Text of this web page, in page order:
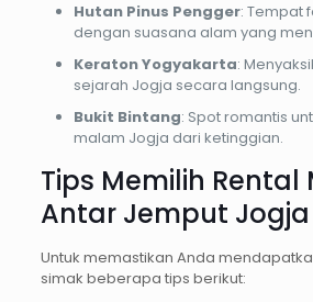
Hutan Pinus Pengger: Tempat
dengan suasana alam yang
Keraton Yogyakarta:
sejarah Jogja secara langsung.
Bukit Bintang: Spot romantis
malam Jogja dari ketinggian.
Tips Memilih Rental
Antar Jemput Jogja
Untuk memastikan Anda
simak beberapa tips berikut: